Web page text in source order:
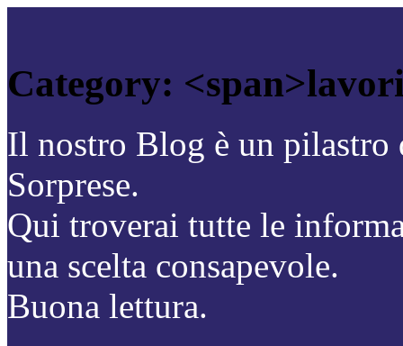
Category:
Il nostro Blog è un pilastro
Sorprese.
Qui troverai tutte le
una scelta consapevole.
Buona lettura.